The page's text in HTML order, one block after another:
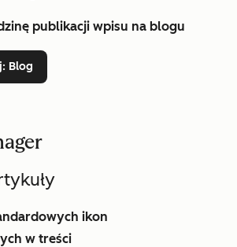
publikacji wpisu na blogu
: Blog
ikon
w treści